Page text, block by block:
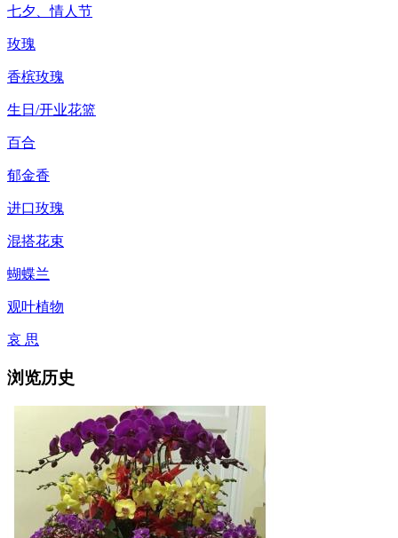
七夕、情人节
玫瑰
香槟玫瑰
生日/开业花篮
百合
郁金香
进口玫瑰
混搭花束
蝴蝶兰
观叶植物
哀 思
浏览历史